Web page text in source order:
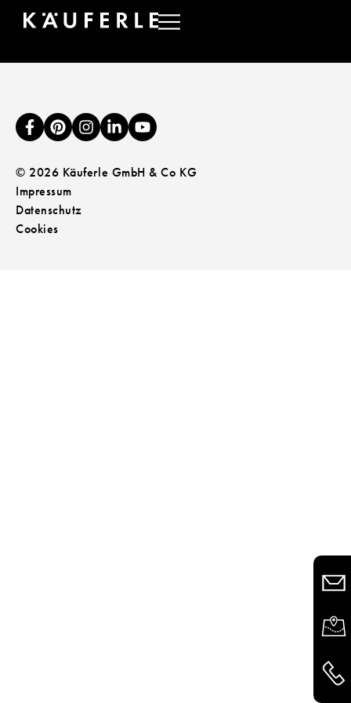
HANDSENDER
© 2026 Käuferle GmbH & Co KG
Impressum
Datenschutz
Cookies